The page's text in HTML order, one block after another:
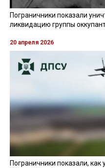
Пограничники показали
ликвидацию группы
20 апреля 2026
Пограничники показали,